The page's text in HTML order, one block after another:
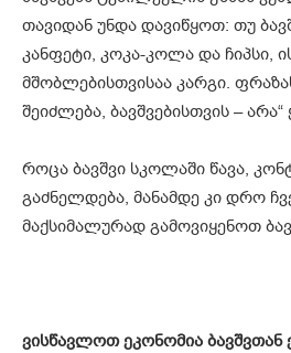
თავიდან უნდა დავიწყოთ: თუ
კანფეტი, კოკა-კოლა და ჩიპსი,
მშობლებისთვისაა კარგი.
შეიძლება, ბავშვებისთვის –
როცა ბავშვი სკოლაში წავა,
გაძნელდება, მანამდე კი დრო
მაქსიმალურად გამოვიყენოთ
ვისწავლოთ ეკონომია